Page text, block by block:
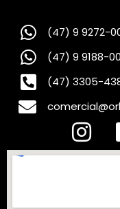
(47) 9 9272-
(47) 9 9188-
(47) 3305-